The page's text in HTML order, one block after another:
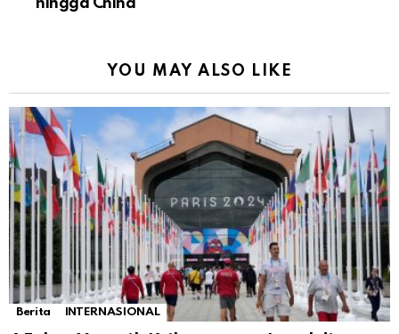
hingga China
YOU MAY ALSO LIKE
Berita INTERNASIONAL